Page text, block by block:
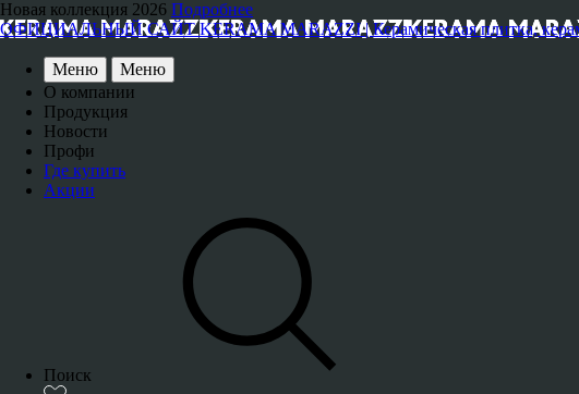
Новая коллекция 2026 Подробнее
ОФИЦИАЛЬНЫЙ САЙТ KERAMA MARAZZI | Керамическая плитка,
Меню
Меню
О компании
Продукция
Новости
Профи
Где купить
Акции
Поиск